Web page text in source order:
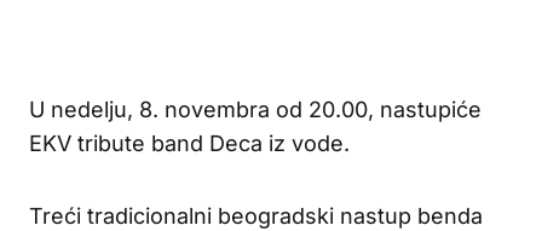
U nedelju, 8. novembra od 20.00, nastupiće
EKV tribute band Deca iz vode.
Treći tradicionalni beogradski nastup benda